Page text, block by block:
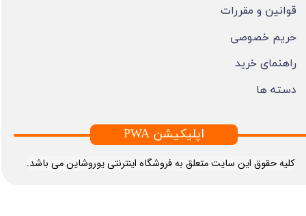
​کلیه حقوق این سایت متعلق به فروشگاه اینترنتی یوروشاین می باشد.
قوانین و مقررات
حریم خصوصی
راهنمای خرید
دسته ها
PWA اپلیکیشن